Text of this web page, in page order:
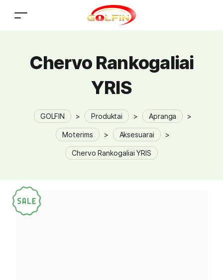
Chervo Rankogaliai
YRIS
GOLFIN > Produktai > Apranga >
Moterims > Aksesuarai >
Chervo Rankogaliai YRIS